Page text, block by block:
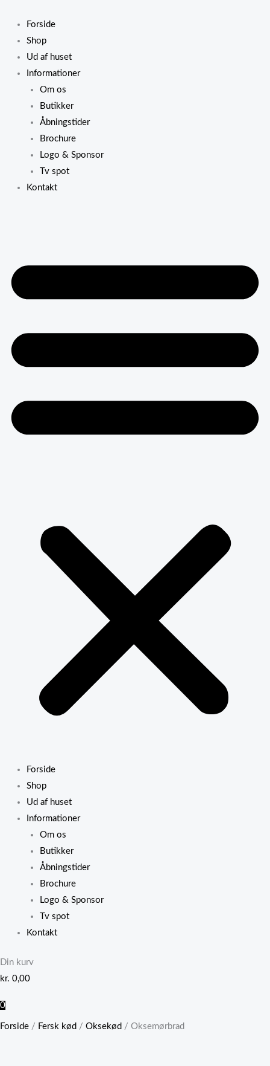
indholdet
Forside
Shop
Ud af huset
Informationer
Om os
Butikker
Åbningstider
Brochure
Logo & Sponsor
Tv spot
Kontakt
Forside
Shop
Ud af huset
Informationer
Om os
Butikker
Åbningstider
Brochure
Logo & Sponsor
Tv spot
Kontakt
Din kurv
kr. 0,00
0
Forside / Fersk kød / Oksekød / Oksemørbrad